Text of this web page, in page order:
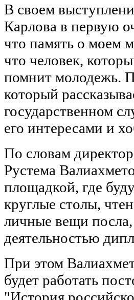
В своем
Карлова в первую
что память о моем
что человек,
помнит молодежь.
который
государственном
его интересами и
По словам
Рустема
площадкой, где
круглые столы,
личные вещи
деятельностью
При этом
будет работать
"История